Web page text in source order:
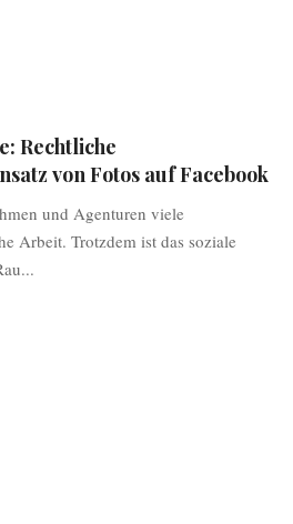
Rechtliche
von Fotos auf Facebook
und Agenturen viele
Arbeit. Trotzdem ist das soziale